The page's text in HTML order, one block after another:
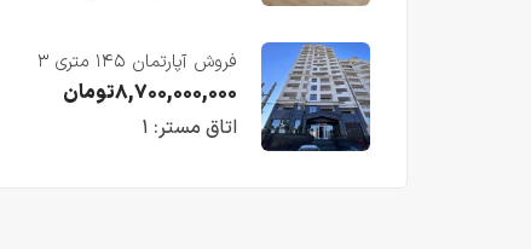
فروش آپارتمان ۱۴۵ متری ۳
خوابه در فریدونکنار
۸,۷۰۰,۰۰۰,۰۰۰تومان
اتاق مستر: ۱